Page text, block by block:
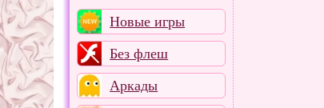
Новые игры
Без флеш
Аркады